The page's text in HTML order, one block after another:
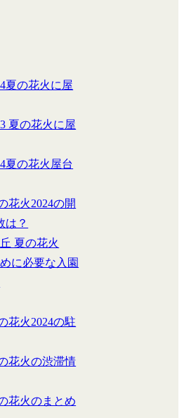
夏の花火に屋
夏の花火に屋
夏の花火屋台
花火2024の開
は？
夏の花火
に必要な入園
花火2024の駐
花火の渋滞情
花火のまとめ